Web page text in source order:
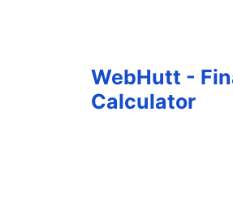
WebHutt -
Calculator